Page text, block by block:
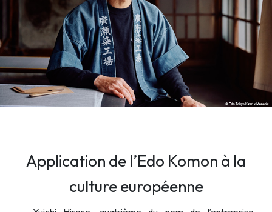
Application de l’Edo Komon à la
culture européenne